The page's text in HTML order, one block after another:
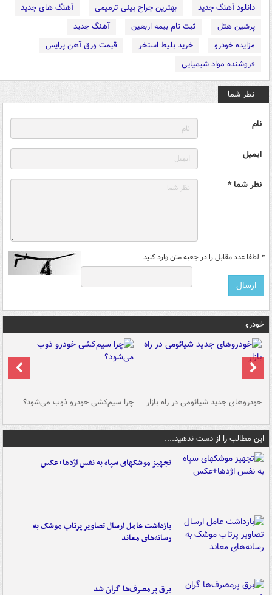
دانلود آهنگ جدید
بهترین جراح بینی ترمیمی
آهنگ های جدید
پرشین هتل
ثبت نام بیمه اربعین
آهنگ جدید
مزایده خودرو
خرید بلیط استخر
قیمت ورق آهن پرایس
فروشنده مواد شیمیایی
نظر شما
نام
ایمیل
نظر شما *
* لطفا عدد مقابل را در جعبه متن وارد کنید
خودرو
خودروهای جدید شیائومی در راه بازار چرا سیم‌کشی خودرو ذوب می‌شود؟
این مطالب را از دست ندهید....
تجهیز موشکهای سپاه به نفس اژدها+عکس
بازداشت عامل ارسال تصاویر پرتاب موشک به
رسانه‌های معاند
برق پرمصرف‌ها گران شد